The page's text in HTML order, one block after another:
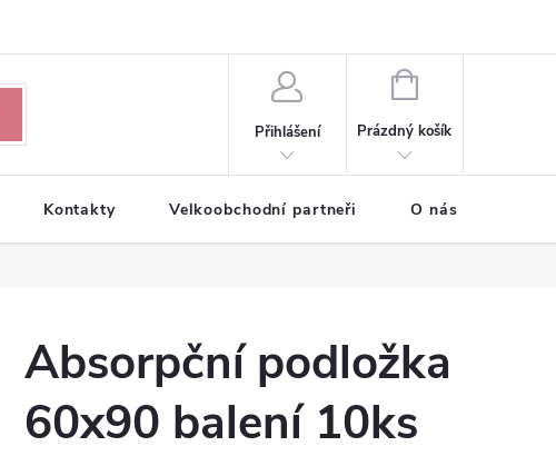
Přihlášení
NÁKUPNÍ
Prázdný košík
Kontakty Velkoobchodní partneři O nás
Absorpční podložka
60x90 balení 10ks